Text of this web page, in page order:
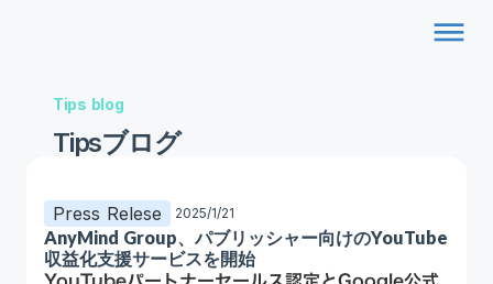
dehaze
Tips blog
Tipsブログ
Press Relese 2025/1/21
AnyMind Group、パブリッシャー向けのYouTube
収益化支援サービスを開始